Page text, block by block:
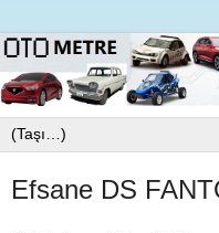
Efsane DS